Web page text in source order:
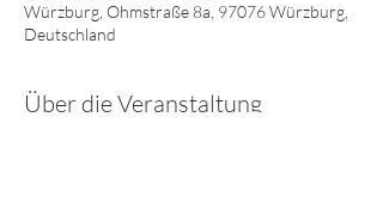
Würzburg, Ohmstraße 8a, 97076 Würzburg,
Deutschland
Über die Veranstaltung